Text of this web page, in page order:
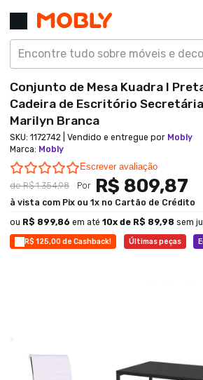
R$ 125,00 de Cashback! Últimas peças
Conjunto de Mesa Kuadra I
Cadeira de Escritório
Marilyn Branca
SKU: 1172742 | Vendido e entregue por Mobly
Marca: Mobly
0.0 star rating
Escrever avaliação
deR$ 1.354,98 Por R$ 809,87
à vista com Pix ou 1x no Cartão de Crédito
ou R$ 899,86 em até 10x de R$ 89,98 sem